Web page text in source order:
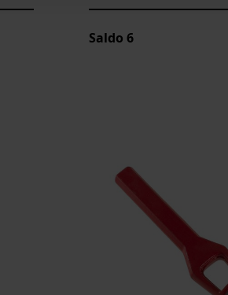
Saldo 6